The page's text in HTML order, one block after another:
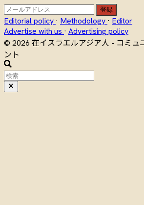
登録
Editorial policy · Methodology · Editor
Advertise with us · Advertising policy
© 2026 在イスラエルアジア人 - コミュ
ント